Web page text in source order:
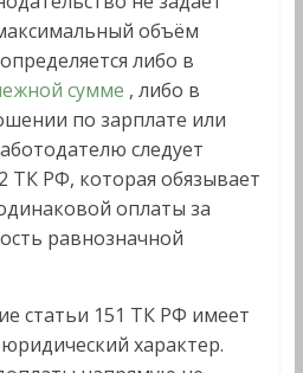
объём
либо в
сумме , либо в
по зарплате или
следует
ТК РФ, которая обязывает
оплаты за
равнозначной
статьи 151 ТК РФ имеет
характер.